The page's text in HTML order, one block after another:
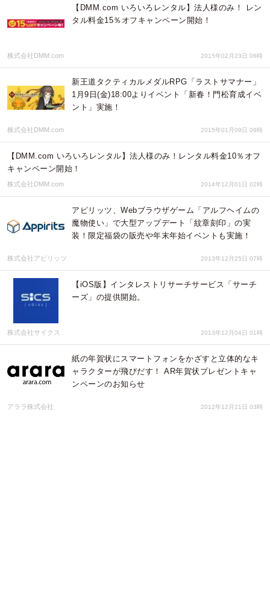
【DMM.com いろいろレンタル】法人様のみ！ レン
タル料金15％オフキャンペーン開始！
株式会社DMM.com 2015年02月23日 06時
新王道タクティカルメダルRPG「ラストサマナー」
1月9日(金)18:00よりイベント「新春！門松育成イベ
ント」実施！
株式会社DMM.com 2015年01月09日 09時
【DMM.com いろいろレンタル】法人様のみ！レンタル料金10％オフ
キャンペーン開始！
株式会社DMM.com 2014年12月01日 02時
アピリッツ、Webブラウザゲーム「アルフヘイムの
魔物使い」で大型アップデート「紋章刻印」の実
装！限定福袋の販売や年末年始イベントも実施！
株式会社アピリッツ 2013年12月25日 07時
【iOS版】インタレストリサーチサービス「サーチ
ーズ」の提供開始。
株式会社サイクス 2013年12月04日 01時
紙の年賀状にスマートフォンをかざすと立体的なキ
ャラクターが飛びだす！ AR年賀状プレゼントキャ
ンペーンのお知らせ
アララ株式会社 2012年12月21日 03時